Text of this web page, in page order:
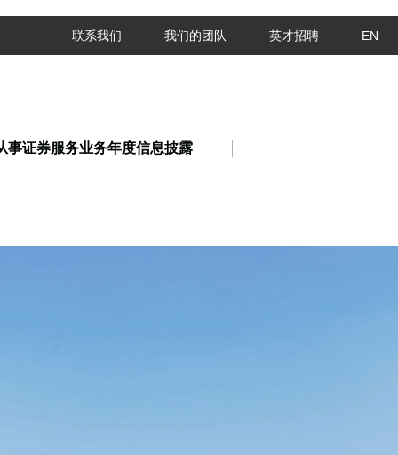
联系我们 我们的团队 英才招聘 EN
事证券服务业务年度信息披露